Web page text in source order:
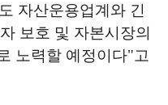
자산운용업계와 긴
보호 및 자본시장의
노력할 예정이다"고